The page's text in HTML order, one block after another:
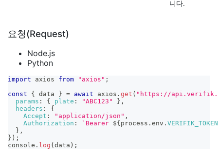
니다.
요청(Request)
Node.js
Python
import axios from "axios" ;
const
{ data } = await axios . get ( "https://
params : { plate : "ABC123" } ,
headers :
{
Accept : "application/json" ,
Authorization : ` Bearer ${ process . env . VERIFIK_TOKEN
} ,
} ) ;
console . log ( data ) ;